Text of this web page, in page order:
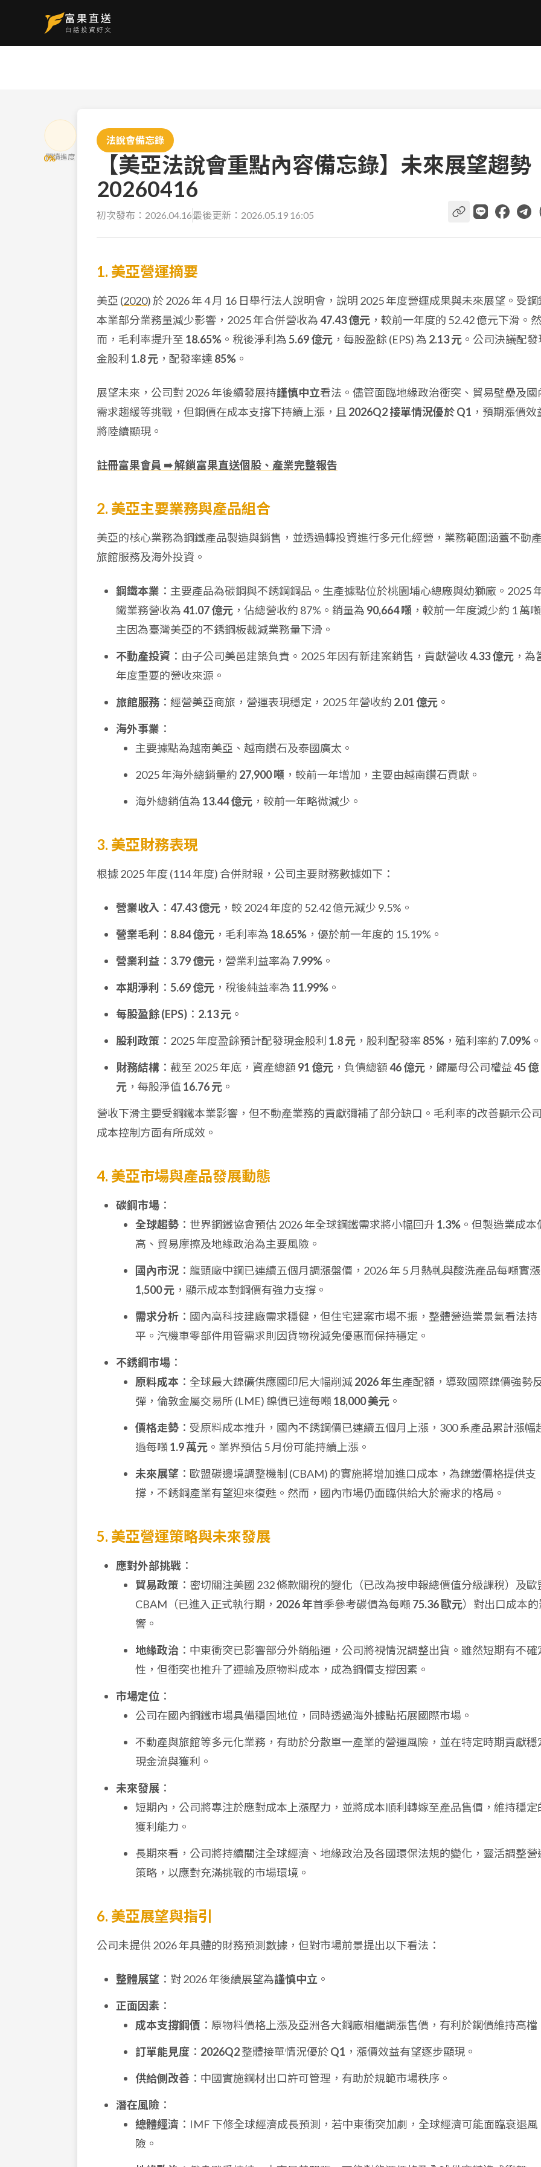
0%
閱讀進度
法說會備忘錄
【美亞法說會重點內容備忘錄】未來展望趨勢
20260416
初次發布： 2026.04.16最後更新： 2026.05.19 16:05
1. 美亞營運摘要
美亞 (2020) 於 2026 年 4 月 16 日舉行法人說明會，說明 2025 年度營運成果與未來展望。受鋼
本業部分業務量減少影響，2025 年合併營收為47.43 億元 ，較前一年度的 52.42 億元下滑。然
而，毛利率提升至 18.65% 。稅後淨利為5.69 億元 ，每股盈餘 (EPS) 為 2.13 元 。公司決議配發
金股利 1.8 元 ，配發率達 85% 。
展望未來，公司對 2026 年後續發展持謹慎中立看法。儘管面臨地緣政治衝突、貿易壁壘及國
需求趨緩等挑戰，但鋼價在成本支撐下持續上漲，且 2026Q2 接單情況優於 Q1 ，預期漲價效
將陸續顯現。
註冊富果會員 ➠ 解鎖富果直送個股、產業完整報告
2. 美亞主要業務與產品組合
美亞的核心業務為鋼鐵產品製造與銷售，並透過轉投資進行多元化經營，業務範圍涵蓋不動
旅館服務及海外投資。
鋼鐵本業 ：主要產品為碳鋼與不銹鋼鋼品。生產據點位於桃園埔心總廠與幼獅廠。2025
鐵業務營收為41.07 億元 ，佔總營收約 87%。銷量為 90,664 噸 ，較前一年度減少約 1 萬
主因為臺灣美亞的不銹鋼板裁減業務量下滑。
不動產投資 ：由子公司美邑建築負責。2025 年因有新建案銷售，貢獻營收4.33 億元 ，為
年度重要的營收來源。
旅館服務 ：經營美亞商旅，營運表現穩定，2025 年營收約 2.01 億元 。
海外事業 ：
主要據點為越南美亞、越南鑽石及泰國廣太。
2025 年海外總銷量約 27,900 噸 ，較前一年增加，主要由越南鑽石貢獻。
海外總銷值為 13.44 億元 ，較前一年略微減少。
3. 美亞財務表現
根據 2025 年度 (114 年度) 合併財報，公司主要財務數據如下：
營業收入 ： 47.43 億元 ，較 2024 年度的 52.42 億元減少 9.5%。
營業毛利
： 8.84 億元 ，毛利率為 18.65% ，優於前一年度的 15.19%。
營業利益 ： 3.79 億元 ，營業利益率為 7.99% 。
本期淨利
： 5.69 億元 ，稅後純益率為 11.99% 。
每股盈餘 (EPS) ： 2.13 元 。
股利政策 ：2025 年度盈餘預計配發現金股利 1.8 元 ，股利配發率 85% ，殖利率約 7.09% 。
財務結構 ：截至 2025 年底，資產總額 91 億元 ，負債總額46 億元 ，歸屬母公司權益45 億
元 ，每股淨值 16.76 元 。
營收下滑主要受鋼鐵本業影響，但不動產業務的貢獻彌補了部分缺口。毛利率的改善顯示公
成本控制方面有所成效。
4. 美亞市場與產品發展動態
碳鋼市場 ：
全球趨勢 ：世界鋼鐵協會預估 2026 年全球鋼鐵需求將小幅回升 1.3% 。但製造業成本
高、貿易摩擦及地緣政治為主要風險。
國內市況 ：龍頭廠中鋼已連續五個月調漲盤價，2026 年 5 月熱軋與酸洗產品每噸實漲
1,500 元 ，顯示成本對鋼價有強力支撐。
需求分析 ：國內高科技建廠需求穩健，但住宅建案市場不振，整體營造業景氣看法持
平。汽機車零部件用管需求則因貨物稅減免優惠而保持穩定。
不銹鋼市場 ：
原料成本 ：全球最大鎳礦供應國印尼大幅削減2026 年生產配額，導致國際鎳價強勢
彈，倫敦金屬交易所 (LME) 鎳價已達每噸 18,000 美元 。
價格走勢 ：受原料成本推升，國內不銹鋼價已連續五個月上漲，300 系產品累計漲幅
過每噸 1.9 萬元 。業界預估 5 月份可能持續上漲。
未來展望 ：歐盟碳邊境調整機制 (CBAM) 的實施將增加進口成本，為鎳鐵價格提供支
撐，不銹鋼產業有望迎來復甦。然而，國內市場仍面臨供給大於需求的格局。
5. 美亞營運策略與未來發展
應對外部挑戰 ：
貿易政策 ：密切關注美國 232 條款關稅的變化（已改為按申報總價值分級課稅）及歐
CBAM（已進入正式執行期， 2026 年首季參考碳價為每噸 75.36 歐元）對出口成本的
響。
地緣政治 ：中東衝突已影響部分外銷船運，公司將視情況調整出貨。雖然短期有不確
性，但衝突也推升了運輸及原物料成本，成為鋼價支撐因素。
市場定位 ：
公司在國內鋼鐵市場具備穩固地位，同時透過海外據點拓展國際市場。
不動產與旅館等多元化業務，有助於分散單一產業的營運風險，並在特定時期貢獻穩
現金流與獲利。
未來發展 ：
短期內，公司將專注於應對成本上漲壓力，並將成本順利轉嫁至產品售價，維持穩定
獲利能力。
長期來看，公司將持續關注全球經濟、地緣政治及各國環保法規的變化，靈活調整營
策略，以應對充滿挑戰的市場環境。
6. 美亞展望與指引
公司未提供 2026 年具體的財務預測數據，但對市場前景提出以下看法：
整體展望 ：對 2026 年後續展望為謹慎中立 。
正面因素 ：
成本支撐鋼價 ：原物料價格上漲及亞洲各大鋼廠相繼調漲售價，有利於鋼價維持高檔
訂單能見度 ： 2026Q2整體接單情況優於Q1 ，漲價效益有望逐步顯現。
供給側改善 ：中國實施鋼材出口許可管理，有助於規範市場秩序。
潛在風險 ：
總體經濟 ：IMF 下修全球經濟成長預測，若中東衝突加劇，全球經濟可能面臨衰退風
險。